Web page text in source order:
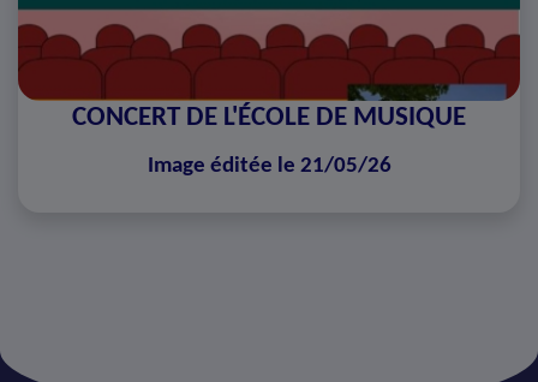
CONCERT DE L'ÉCOLE DE MUSIQUE
Image éditée le 21/05/26